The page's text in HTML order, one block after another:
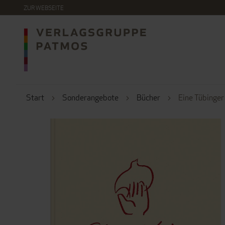
ZUR WEBSEITE
DIREKT
INHALT
Start Sonderangebote Bücher Eine